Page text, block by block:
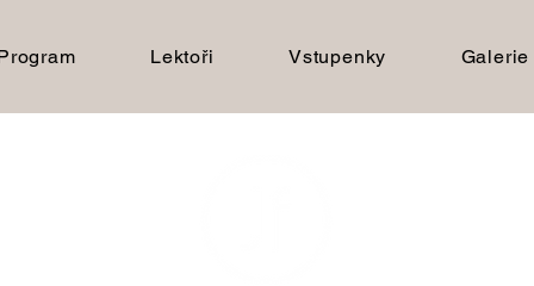
Lektoři Vstupenky Galerie